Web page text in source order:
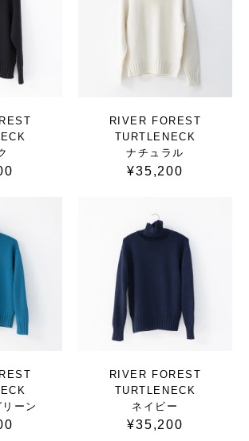
RIVER FOREST
TURTLENECK
ナチュラル
¥35,200
ーン
RIVER FOREST
TURTLENECK
ネイビー
¥35,200